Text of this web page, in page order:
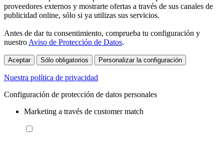
proveedores externos y mostrarte ofertas a través de sus canales de
publicidad online, sólo si ya utilizas sus servicios.
Antes de dar tu consentimiento, comprueba tu configuración y
nuestro Aviso de Protección de Datos.
Aceptar Sólo obligatorios Personalizar la configuración
Nuestra política de privacidad
Configuración de protección de datos personales
Marketing a través de customer match